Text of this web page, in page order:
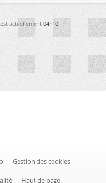
est actuellement04h10.
- Gestion des cookies -
- Haut de page